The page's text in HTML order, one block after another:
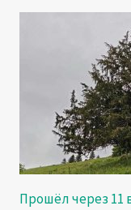
Прошёл через 11